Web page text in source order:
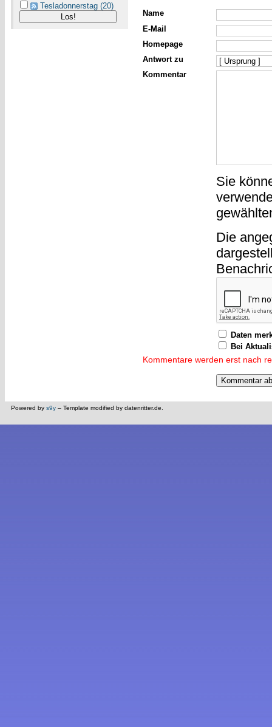
Tesladonnerstag (20)
Name
E-Mail
Homepage
Antwort zu
Kommentar
Sie
Die
Daten
Bei
Kommentare werden erst nach
Powered by s9y – Template modified by datenritter.de.